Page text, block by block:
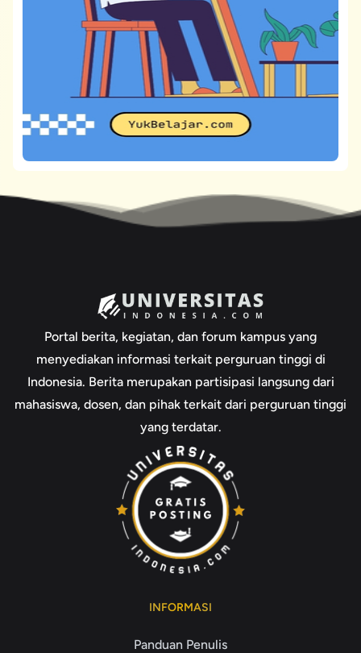
Portal berita, kegiatan, dan forum kampus yang
menyediakan informasi terkait perguruan tinggi di
Indonesia. Berita merupakan partisipasi langsung dari
mahasiswa, dosen, dan pihak terkait dari perguruan tinggi
yang terdatar.
INFORMASI
Panduan Penulis